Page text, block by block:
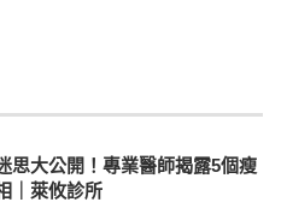
思大公開！專業醫師揭露5個瘦
｜萊攸診所